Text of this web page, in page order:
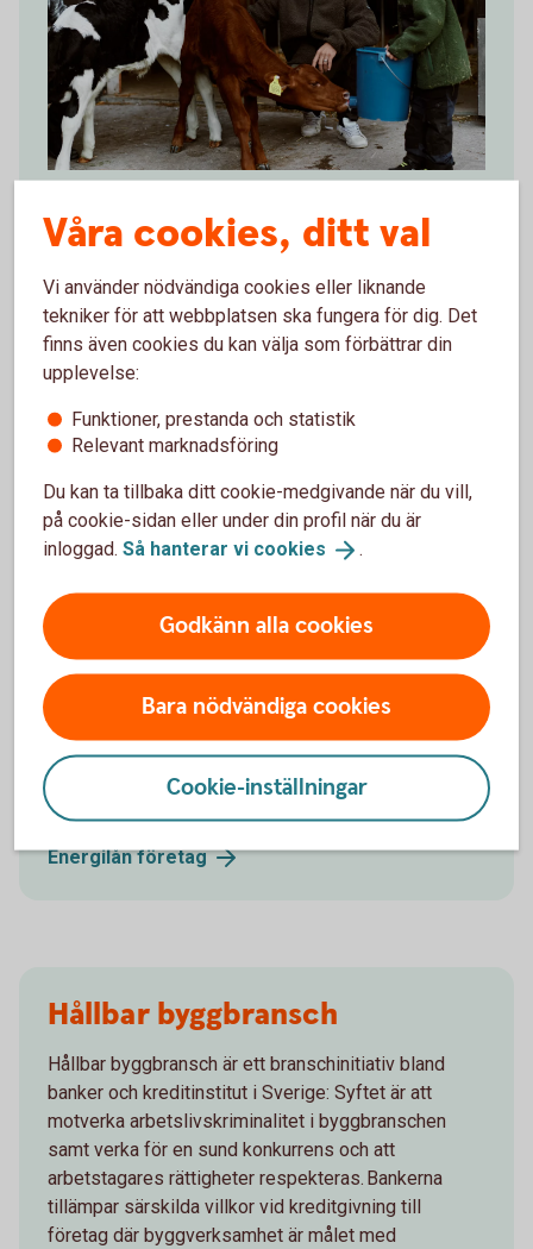
Father and son feeding the calves
Låna till skog- och lantbruksfastighet
Bygga ny eller göra en om- eller tillbyggnad på din
gård? Hos oss kan du låna upp till 75 % av värdet på
fastigheter, mark och byggnader.
Låna till jordbruksfastighet och
Energilån till företag och BRF
Behöver företaget eller bostadsrättsföreningen hjälp
med finansiering för energiinvesteringar? Då kan
Energilån företag vara rätt lösning. Vårt energilån kan
användas både till material- och arbetskostnad för
utvalda åtgärder.
Energilånföretag
Hållbar byggbransch
Hållbar byggbransch är ett branschinitiativ bland
banker och kreditinstitut i Sverige: Syftet är att
motverka arbetslivskriminalitet i byggbranschen
samt verka för en sund konkurrens och att
arbetstagares rättigheter respekteras. Bankerna
tillämpar särskilda villkor vid kreditgivning till
företag där byggverksamhet är målet med
Våra cookies, ditt val
Vi använder nödvändiga cookies eller liknande
tekniker för att webbplatsen ska fungera för dig. Det
finns även cookies du kan välja som förbättrar din
upplevelse:
Funktioner, prestanda och statistik
Relevant marknadsföring
Du kan ta tillbaka ditt cookie-medgivande när du vill,
på cookie-sidan eller under din profil när du är
inloggad. Så hanterar vi cookies .
Godkänn alla cookies
Bara nödvändiga cookies
Cookie-inställningar